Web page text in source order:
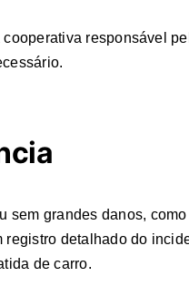
responsável
sem grandes danos,
detalhado do
de carro.